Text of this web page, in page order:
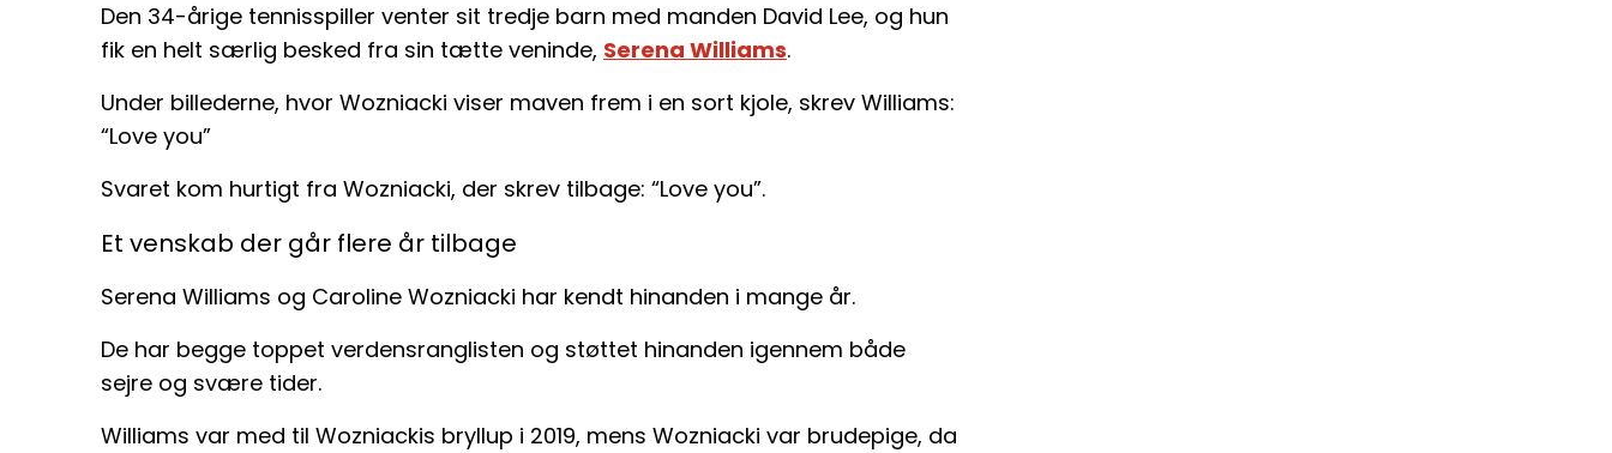
Den 34-årige tennisspiller venter sit tredje barn med manden David Lee, og hun
fik en helt særlig besked fra sin tætte veninde, Serena Williams.
Under billederne, hvor Wozniacki viser maven frem i en sort kjole, skrev Williams:
“Love you”
Svaret kom hurtigt fra Wozniacki, der skrev tilbage: “Love you”.
Et venskab der går flere år tilbage
Serena Williams og Caroline Wozniacki har kendt hinanden i mange år.
De har begge toppet verdensranglisten og støttet hinanden igennem både
sejre og svære tider.
Williams var med til Wozniackis bryllup i 2019, mens Wozniacki var brudepige, da